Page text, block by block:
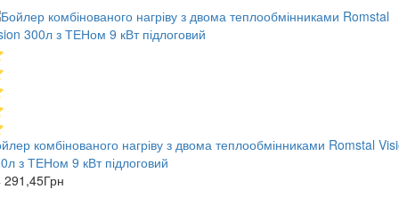
комбінованого нагріву з двома теплообмінниками Romstal
з ТЕНом 9 кВт підлоговий
291,45Грн